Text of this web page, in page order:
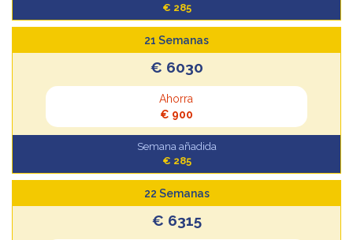
€ 285
21 Semanas
€ 6030
Ahorra
€ 900
Semana añadida
€ 285
22 Semanas
€ 6315